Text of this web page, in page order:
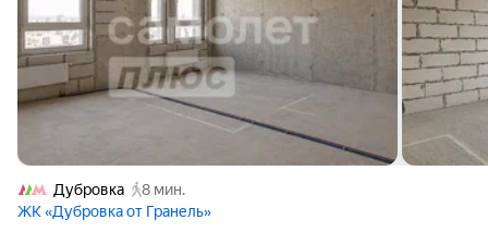
Дубровка
8 мин.
ЖК «Дубровка от Гранель»